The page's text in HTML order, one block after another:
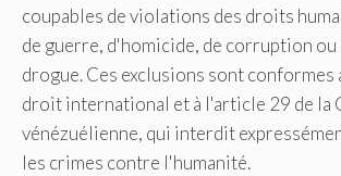
coupables de violations des droits
de guerre, d'homicide, de corruption ou
drogue. Ces exclusions sont conformes
droit international et à l'article 29 de la
vénézuélienne, qui interdit
les crimes contre l'humanité.